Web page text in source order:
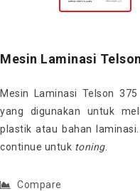
Mesin Laminasi
Mesin Laminasi Telson
yang digunakan untuk
plastik atau bahan
continue untuk toning.
Compare